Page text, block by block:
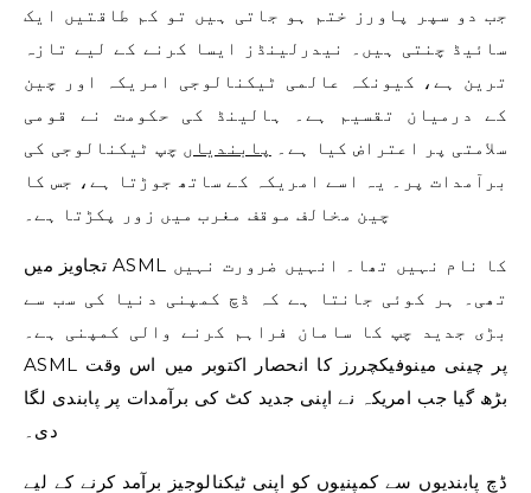
جب دو سپر پاورز ختم ہو جاتی ہیں تو کم طاقتیں ایک
سائیڈ چنتی ہیں۔ نیدرلینڈز ایسا کرنے کے لیے تازہ
ترین ہے، کیونکہ عالمی ٹیکنالوجی امریکہ اور چین
کے درمیان تقسیم ہے۔ ہالینڈ کی حکومت نے قومی
سلامتی پر اعتراض کیا ہے۔ پابندیاں چپ ٹیکنالوجی کی
برآمدات پر۔ یہ اسے امریکہ کے ساتھ جوڑتا ہے، جس کا
چین مخالف موقف مغرب میں زور پکڑتا ہے۔
تجاویز میں ASML کا نام نہیں تھا۔ انہیں ضرورت نہیں
تھی۔ ہر کوئی جانتا ہے کہ ڈچ کمپنی دنیا کی سب سے
بڑی جدید چپ کا سامان فراہم کرنے والی کمپنی ہے۔
ASML پر چینی مینوفیکچررز کا انحصار اکتوبر میں اس وقت
بڑھ گیا جب امریکہ نے اپنی جدید کٹ کی برآمدات پر پابندی لگا
دی۔
ڈچ پابندیوں سے کمپنیوں کو اپنی ٹیکنالوجیز برآمد کرنے کے لیے